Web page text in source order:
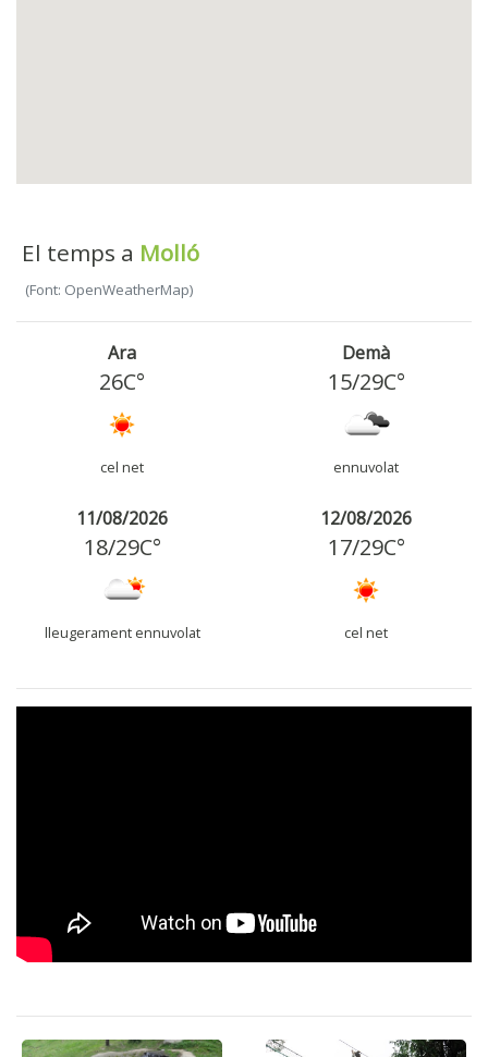
El temps a Molló
(Font: OpenWeatherMap)
Ara
26C°
cel net
Demà
15/29C°
ennuvolat
11/08/2026
18/29C°
lleugerament ennuvolat
12/08/2026
17/29C°
cel net